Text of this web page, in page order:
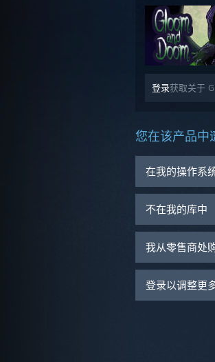
登录获取关于
您在该产品中
在我的操作系
不在我的库中
我从零售商处
登录以调整更